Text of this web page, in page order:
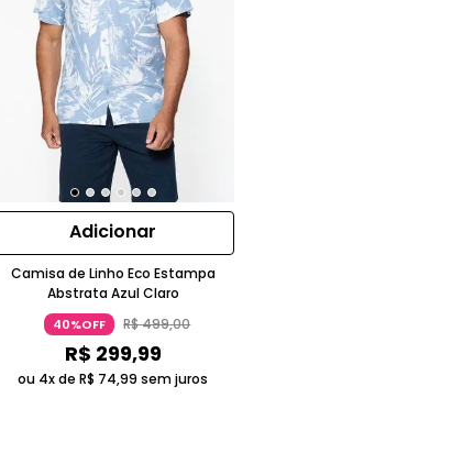
Adicionar
Camisa de Linho Eco Estampa
Abstrata Azul Claro
40%OFF R$499,00
R$ 299,99
ou 4x deR$ 74,99 sem juros